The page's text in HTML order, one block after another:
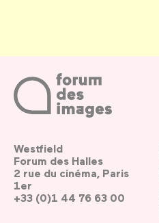
Westfield
Forum des Halles
2 rue du cinéma, Paris
1er
+33 (0)1 44 76 63 00